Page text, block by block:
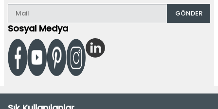
GÖNDER
Sosyal Medya